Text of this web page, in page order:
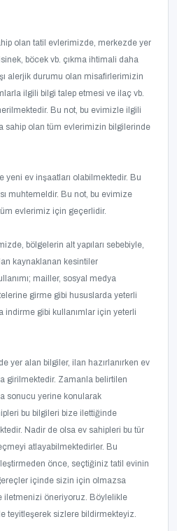
olan tatil evlerimizde, merkezde yer
böcek vb. çıkma ihtimali daha
alerjik durumu olan misafirlerimizin
ilgili bilgi talep etmesi ve ilaç vb.
Bu not, bu evimizle ilgili
sahip olan tüm evlerimizin bilgilerinde
yeni ev inşaatları olabilmektedir. Bu
muhtemeldir. Bu not, bu evimize
evlerimiz için geçerlidir.
bölgelerin alt yapıları sebebiyle,
kaynaklanan kesintiler
mailler, sosyal medya
girme gibi hususlarda yeterli
indirme gibi kullanımlar için yeterli
yer alan bilgiler, ilan hazırlanırken ev
girilmektedir. Zamanla belirtilen
sonucu yerine konularak
bu bilgileri bize ilettiğinde
Nadir de olsa ev sahipleri bu tür
atlayabilmektedirler. Bu
önce, seçtiğiniz tatil evinin
içinde sizin için olmazsa
iletmenizi öneriyoruz. Böylelikle
teyitleşerek sizlere bildirmekteyiz.